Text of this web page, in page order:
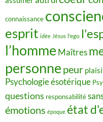
connaissance
esprit idée Jésus l'ego
l’homme Maîtres
personne peur
Psychologie ésotérique
questions responsabilité
émotions époque état